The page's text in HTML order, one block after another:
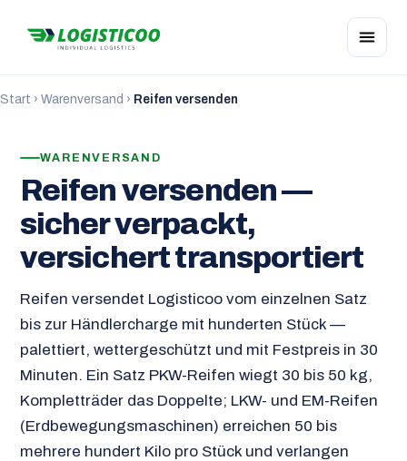
Start › Warenversand › Reifen versenden
WARENVERSAND
Reifen versenden —
sicher verpackt,
versichert transportiert
Reifen versendet Logisticoo vom einzelnen Satz
bis zur Händlercharge mit hunderten Stück —
palettiert, wettergeschützt und mit Festpreis in 30
Minuten. Ein Satz PKW-Reifen wiegt 30 bis 50 kg,
Kompletträder das Doppelte; LKW- und EM-Reifen
(Erdbewegungsmaschinen) erreichen 50 bis
mehrere hundert Kilo pro Stück und verlangen